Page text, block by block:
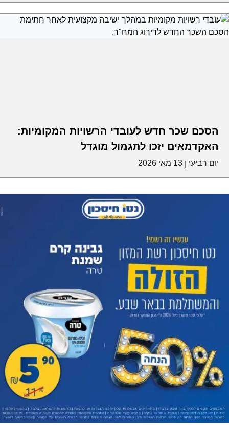
הסכם שכר חדש לעובדי הרשויות המקומיות:
האקדמאים יזכו לתגמול מוגדל
יום רביעי 13 מאי 2026